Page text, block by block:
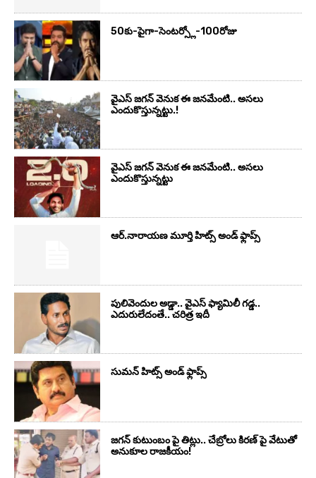
50కు-పైగా-సెంటర్స్లో-100రోజు
వైఎస్‌ జగన్‌ వెనుక ఈ జనమేంటి.. అసలు
ఎందుకొస్తున్నట్టు.!
వైఎస్‌ జగన్‌ వెనుక ఈ జనమేంటి.. అసలు
ఎందుకొస్తున్నట్టు
ఆర్‌.నారాయ‌ణ మూర్తి హిట్స్ అండ్ ఫ్లాప్స్‌
పులివెందుల అడ్డా.. వైఎస్ ఫ్యామిలీ గడ్డ..
ఎదురులేదంతే.. చరిత్ర ఇదీ
సుమ‌న్ హిట్స్ అండ్ ఫ్లాప్స్‌
జగన్ కుటుంబం పై తిట్లు.. చేబ్రోలు కిరణ్ పై వేటుతో
అనుకూల రాజకీయం!